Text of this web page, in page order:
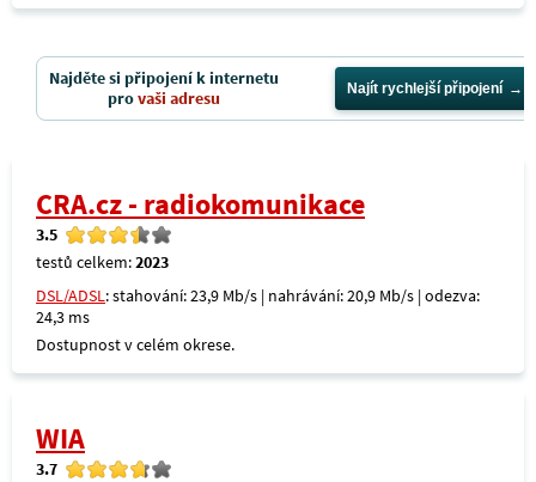
Najděte si připojení k internetu
provaši adresu Najít rychlejší připojení
CRA.cz - radiokomunikace
3.5
testů celkem:2023
DSL/ADSL: stahování: 23,9 Mb/s | nahrávání: 20,9 Mb/s | odezva:
24,3 ms
Dostupnost v celém okrese.
WIA
3.7